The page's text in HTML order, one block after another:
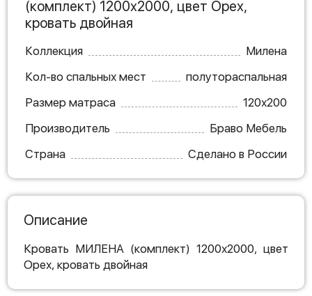
(комплект) 1200х2000, цвет Орех,
кровать двойная
Коллекция
Милена
Кол-во спальных мест
полутораспальная
Размер матраса
120х200
Производитель
Браво Мебель
Страна
Сделано в России
Описание
Кровать МИЛЕНА (комплект) 1200х2000, цвет
Орех, кровать двойная